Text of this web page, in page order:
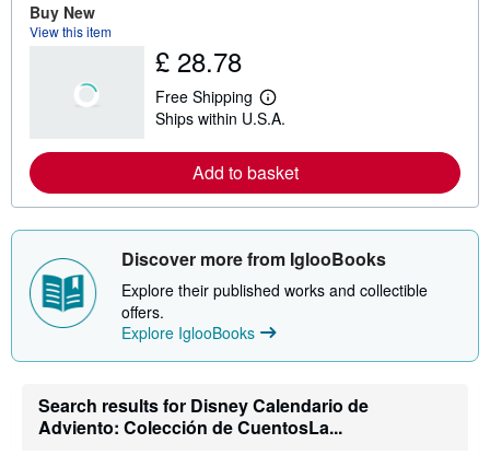
Buy New
View this item
£ 28.78
Free Shipping
L
e
r
n
e
b
o
u
s
i
p
i
n
Ships within U.S.A.
Add to basket
Discover more from IglooBooks
Explore their published works and collectible
offers.
Explore IglooBooks
Search results for Disney Calendario de
Adviento: Colección de CuentosLa...